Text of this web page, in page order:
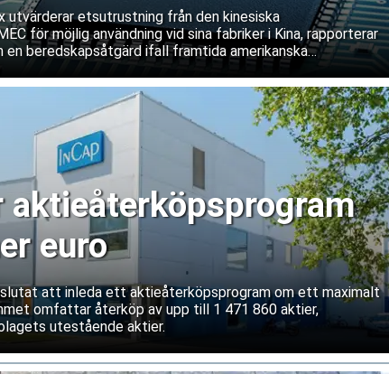
utvärderar etsutrustning från den kinesiska
för möjlig användning vid sina fabriker i Kina, rapporterar
en beredskapsåtgärd ifall framtida amerikanska
aktieåterköpsprogram
euro
att inleda ett aktieåterköpsprogram om ett maximalt
omfattar återköp av upp till 1 471 860 aktier,
utestående aktier.